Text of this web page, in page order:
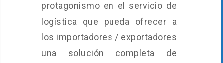
protagonismo en el servicio de
logística que pueda ofrecer a
los importadores / exportadores
una solución completa de